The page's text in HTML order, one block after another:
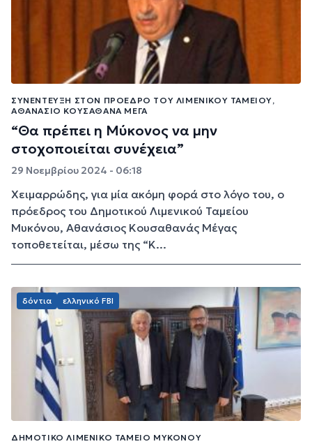
ΣΥΝΈΝΤΕΥΞΗ ΣΤΟΝ ΠΡΌΕΔΡΟ ΤΟΥ ΛΙΜΕΝΙΚΟΎ ΤΑΜΕΊΟΥ,
ΑΘΑΝΆΣΙΟ ΚΟΥΣΑΘΑΝΆ ΜΈΓΑ
“Θα πρέπει η Μύκονος να μην
στοχοποιείται συνέχεια”
29 Νοεμβρίου 2024 - 06:18
Χειμαρρώδης, για μία ακόμη φορά στο λόγο του, ο
πρόεδρος του Δημοτικού Λιμενικού Ταμείου
Μυκόνου, Αθανάσιος Κουσαθανάς Μέγας
τοποθετείται, μέσω της “Κ...
δόντια ελληνικό FBI
ΔΗΜΟΤΙΚΌ ΛΙΜΕΝΙΚΌ ΤΑΜΕΊΟ ΜΥΚΌΝΟΥ